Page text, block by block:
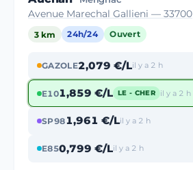
Avenue Marechal Gallieni — 33700
3 km 24h/24 Ouvert
GAZOLE2,079 €/Lil y a 2 h
E101,859 €/L LE - CHER il y a 2 h
SP981,961 €/Lil y a 2 h
E850,799 €/Lil y a 2 h